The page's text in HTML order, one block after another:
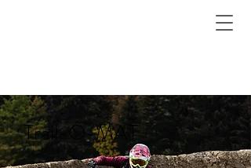
Trail-O-MAT